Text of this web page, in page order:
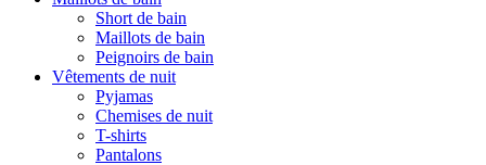
Short de bain
Maillots de bain
Peignoirs de bain
Vêtements de nuit
Pyjamas
Chemises de nuit
T-shirts
Pantalons